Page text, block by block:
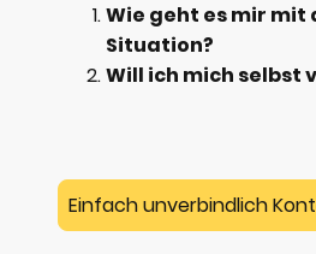
Wie geht es mir
Situation?
Will ich mich selbst
Einfach unverbindlich